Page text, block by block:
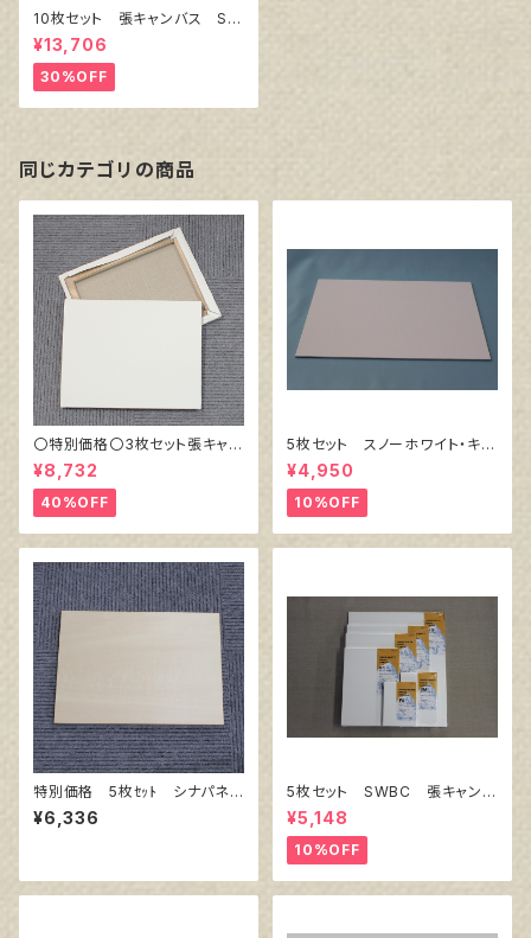
10枚セット 張キャンバス Sn
owWhite SPC（綿・ポリエステ
ル）F10 530㎜×455㎜
¥13,706
30%OFF
同じカテゴリの商品
〇特別価格〇3枚セット張キャン
バス トークロ 赤SP F12
606㎜×500㎜
¥8,732
40%OFF
5枚セット スノーホワイト・キャ
ンバスボード F10 サイズ 5
30㎜x455㎜
¥4,950
10%OFF
特別価格 5枚ｾｯﾄ シナパネ
ル B3 515㎜×364㎜
¥6,336
5枚セット SWBC 張キャンバ
ス F10
¥5,148
10%OFF